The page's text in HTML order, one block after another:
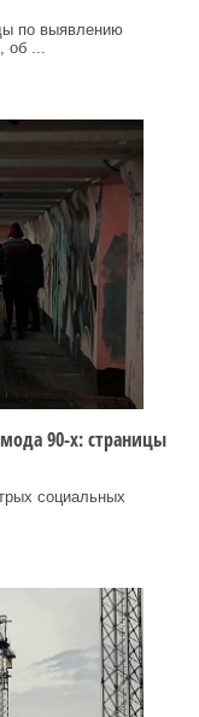
по выявлению
...
90-х: страницы
социальных